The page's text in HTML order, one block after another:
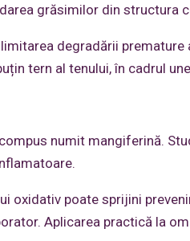
grăsimilor din structura
degradării
tern al tenului, în cadrul
numit mangiferină.
oxidativ poate sprijini
Aplicarea practică la